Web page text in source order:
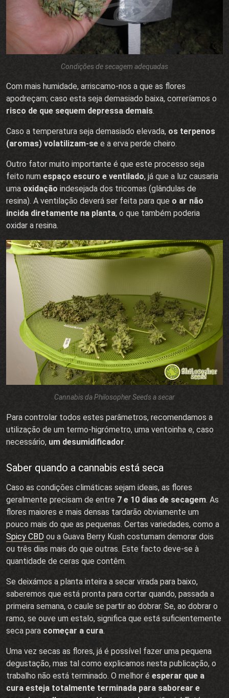
Condições de secagem adequadas
Com mais humidade, arriscamo-nos a que as flores
apodreçam; caso esta seja demasiado baixa, correríamos o
risco de que sequem depressa demais.
Caso a temperatura seja demasiado elevada, os terpenos
(aromas) volatilizam-se e a erva perde cheiro.
Outro fator muito importante é que este processo seja
feito num espaço escuro e ventilado, já que a luz causaria
uma oxidação indesejada dos tricomas (glândulas de
resina). A ventilação deverá ser feita para que o ar não
incida diretamente na planta, o que também poderia
oxidar a resina.
Cannabis da Philosopher Seeds a secar
Para controlar todos estes parâmetros, recomendamos a
utilização de um termo-higrómetro, uma ventoinha e, caso
necessário, um desumidificador.
Saber quando a cannabis está seca
Caso as condições climáticas sejam ideais, as flores
geralmente precisam de entre 7 e 10 dias de secagem. As
flores maiores e mais densas tardarão obviamente um
pouco mais do que as pequenas. Certas variedades, como a
Spicy CBD ou a Guava Berry Kush costumam demorar dois
ou três dias mais do que outras. Este facto deve-se à
quantidade de ceras que contêm.
Se deixámos a planta inteira a secar virada para baixo,
saberemos que está pronta para cortar quando, passada a
primeira semana, o caule se partir ao dobrar. Se, ao dobrar o
ramo, se ouve um estalo, significa que está suficientemente
seca para começar a cura.
Uma vez secas as flores, já é possível fazer uma pequena
degustação, mas tal como explicamos nesta publicação, o
trabalho não está terminado. O melhor é esperar que a
cura esteja totalmente terminada para saborear e